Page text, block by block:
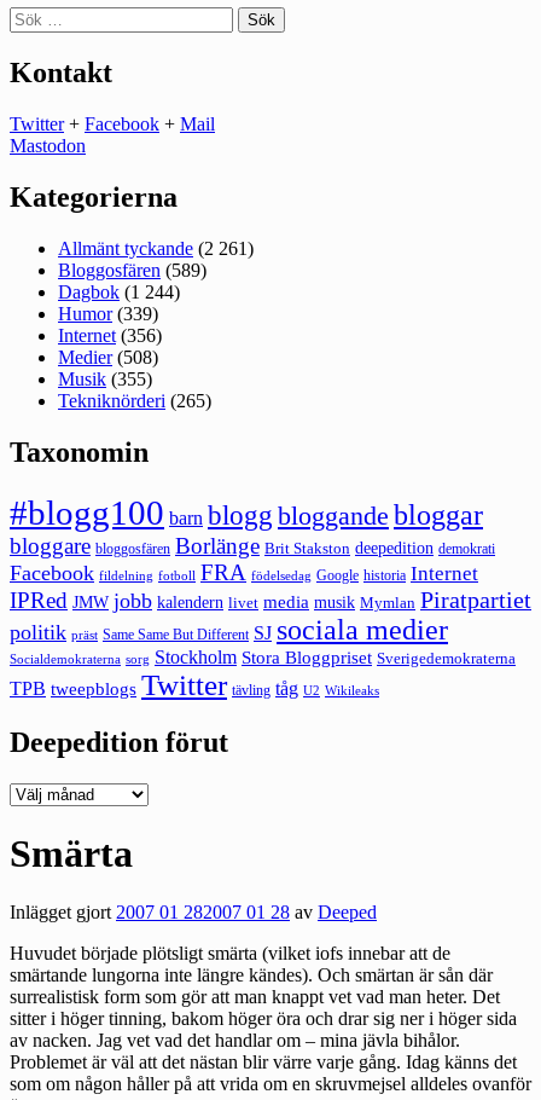
Sök
efter:
Kontakt
Twitter+ Facebook + Mail
Mastodon
Kategorierna
Allmänt tyckande (2 261)
Bloggosfären (589)
Dagbok (1 244)
Humor(339)
Internet (356)
Medier(508)
Musik (355)
Tekniknörderi (265)
Taxonomin
#blogg100 barn blogg bloggande bloggar
bloggare bloggosfären Borlänge Brit Stakston deepedition demokrati
Facebook fildelning fotboll FRA födelsedag Google historia Internet
IPRed JMW jobb kalendern livet media musik Mymlan Piratpartiet
politik präst Same Same But Different SJ sociala medier
Socialdemokraterna sorg Stockholm Stora Bloggpriset Sverigedemokraterna
TPB tweepblogs Twitter tävling tåg U2 Wikileaks
Deepedition förut
Deepedition
Smärta
Inlägget gjort2007 01 282007 01 28 av Deeped
Huvudet började plötsligt smärta (vilket iofs innebar att de
smärtande lungorna inte längre kändes). Och smärtan är sån där
surrealistisk form som gör att man knappt vet vad man heter. Det
sitter i höger tinning, bakom höger öra och drar sig ner i höger sida
av nacken. Jag vet vad det handlar om – mina jävla bihålor.
Problemet är väl att det nästan blir värre varje gång. Idag känns det
som om någon håller på att vrida om en skruvmejsel alldeles ovanför